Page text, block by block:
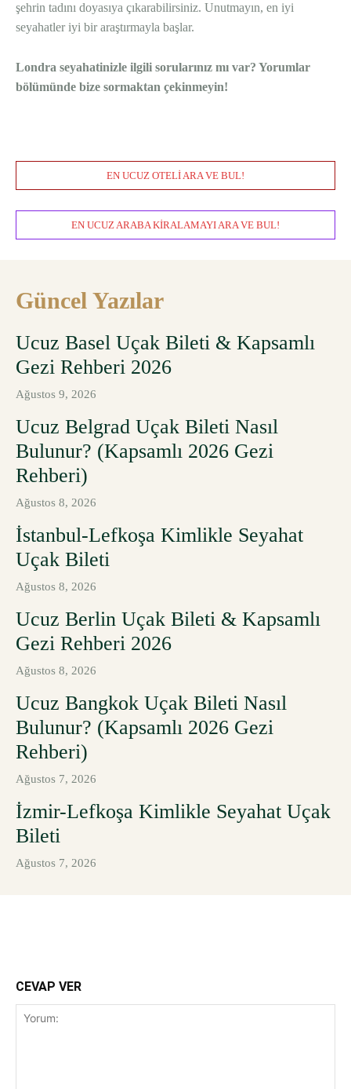
şehrin tadını doyasıya çıkarabilirsiniz. Unutmayın, en iyi
seyahatler iyi bir araştırmayla başlar.
Londra seyahatinizle ilgili sorularınız mı var? Yorumlar
bölümünde bize sormaktan çekinmeyin!
EN UCUZ OTELI ARA VE BUL!
EN UCUZ ARABA KIRALAMAYI ARA VE BUL!
Güncel Yazılar
Ucuz Basel Uçak Bileti & Kapsamlı
Gezi Rehberi 2026
Ağustos 9, 2026
Ucuz Belgrad Uçak Bileti Nasıl
Bulunur? (Kapsamlı 2026 Gezi
Rehberi)
Ağustos 8, 2026
İstanbul-Lefkoşa Kimlikle Seyahat
Uçak Bileti
Ağustos 8, 2026
Ucuz Berlin Uçak Bileti & Kapsamlı
Gezi Rehberi 2026
Ağustos 8, 2026
Ucuz Bangkok Uçak Bileti Nasıl
Bulunur? (Kapsamlı 2026 Gezi
Rehberi)
Ağustos 7, 2026
İzmir-Lefkoşa Kimlikle Seyahat Uçak
Bileti
Ağustos 7, 2026
CEVAP VER